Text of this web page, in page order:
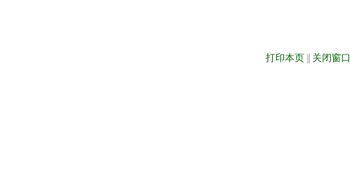
打印本页|| 关闭窗口